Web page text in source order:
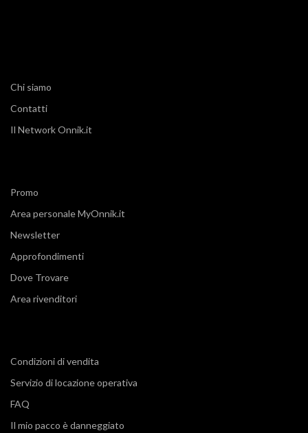
Chi siamo
Contatti
Il Network Onnik.it
Promo
Area personale MyOnnik.it
Newsletter
Approfondimenti
Dove Trovare
Area rivenditori
Condizioni di vendita
Servizio di locazione operativa
FAQ
Il mio pacco è danneggiato